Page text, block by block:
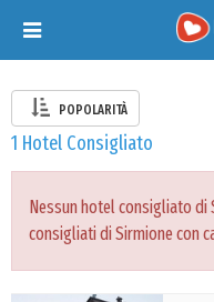
Toggle
navigation
POPOLARITÀ
1 Hotel Consigliato
Nessun hotel consigliato di
consigliati di Sirmione con